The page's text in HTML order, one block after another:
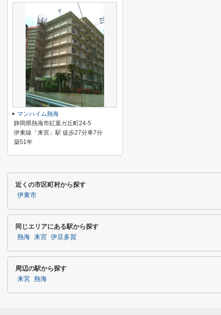
マンハイム熱海
静岡県熱海市紅葉ガ丘町24-5
伊東線「来宮」駅 徒歩27分車7分
築51年
近くの市区町村から探す
伊東市
同じエリアにある駅から探す
熱海 来宮 伊豆多賀
周辺の駅から探す
来宮 熱海